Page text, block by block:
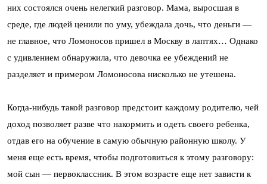
них состоялся очень нелегкий разговор. Мама, выросшая в
среде, где людей ценили по уму, убеждала дочь, что деньги —
не главное, что Ломоносов пришел в Москву в лаптях… Однако
с удивлением обнаружила, что девочка ее убеждений не
разделяет и примером Ломоносова нисколько не утешена.
Когда-нибудь такой разговор предстоит каждому родителю, чей
доход позволяет разве что накормить и одеть своего ребенка,
отдав его на обучение в самую обычную районную школу. У
меня еще есть время, чтобы подготовиться к этому разговору:
мой сын — первоклассник. В этом возрасте еще нет зависти к